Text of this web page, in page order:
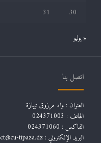
30
31
« يوليو
اتصل بنا
العنوان : واد مرزوق تيبازة
الهاتف : 024371003
الفاكس : 024371060
البريد الإلكتروني :tipaza.dz